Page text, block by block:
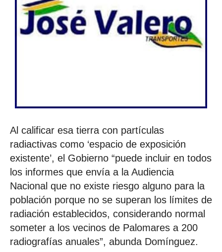
Al calificar esa tierra con partículas
radiactivas como ‘espacio de exposición
existente’, el Gobierno “puede incluir en todos
los informes que envía a la Audiencia
Nacional que no existe riesgo alguno para la
población porque no se superan los límites de
radiación establecidos, considerando normal
someter a los vecinos de Palomares a 200
radiografías anuales”, abunda Domínguez.